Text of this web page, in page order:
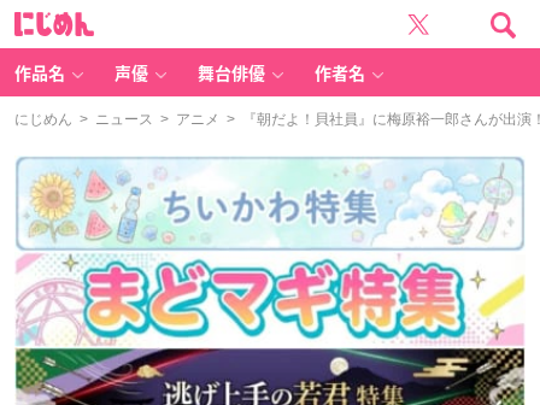
作品名 声優 舞台俳優 作者名
にじめん > ニュース > アニメ > 『朝だよ！貝社員』に梅原裕一郎さんが出演